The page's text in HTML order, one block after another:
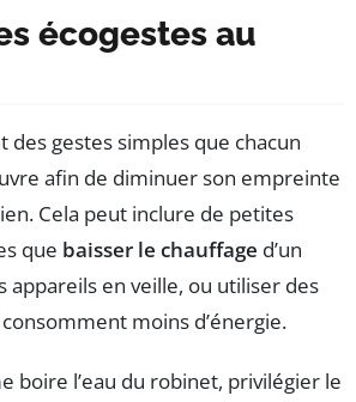
écogestes au
des gestes simples que chacun
afin de diminuer son empreinte
Cela peut inclure de petites
que baisser le chauffage d’un
appareils en veille, ou utiliser des
moins d’énergie.
boire l’eau du robinet, privilégier le